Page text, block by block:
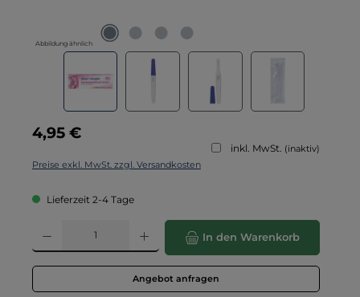
Abbildung ähnlich
Regulärer Preis:
4,95 €
inkl. MwSt. (inaktiv)
Preise exkl. MwSt. zzgl. Versandkosten
Lieferzeit 2-4 Tage
Produkt Anzahl: Gib den gewünschten Wert ein oder benutze die
In den Warenkorb
Angebot anfragen